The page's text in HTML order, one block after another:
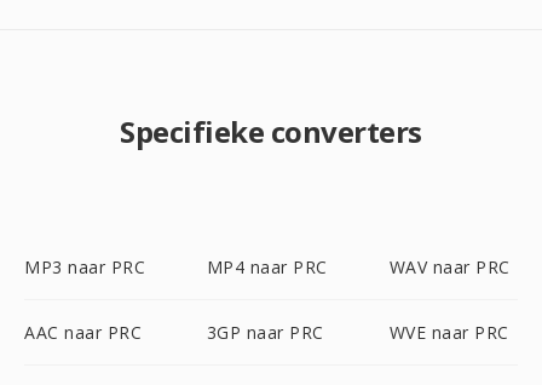
Specifieke converters
MP3 naar PRC MP4 naar PRC WAV naar PRC
AAC naar PRC 3GP naar PRC WVE naar PRC